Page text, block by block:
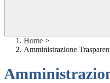
Home >
Amministrazione